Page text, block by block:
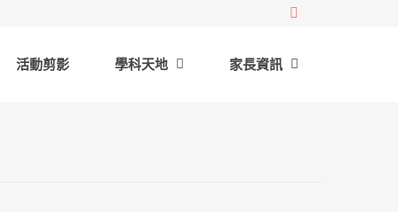
活動剪影 學科天地 家長資訊